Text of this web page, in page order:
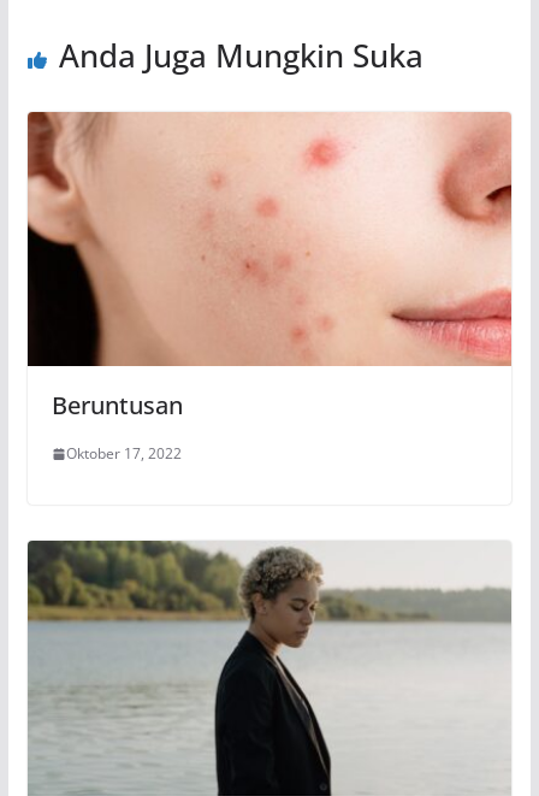
Anda Juga Mungkin Suka
Beruntusan
Oktober 17, 2022